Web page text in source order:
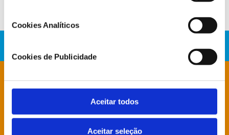
Cookies Analíticos
Cookies de Publicidade
Aceitar todos
Aceitar seleção
Está à procura de algo específico?
Notícias